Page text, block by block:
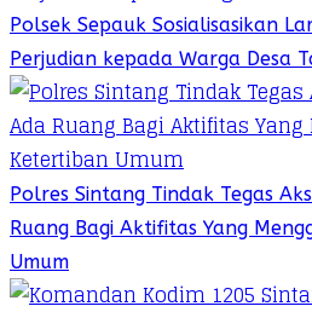
Polsek Sepauk Sosialisasikan
Perjudian kepada Warga Desa
Polres Sintang Tindak Tegas
Ruang Bagi Aktifitas Yang
Umum